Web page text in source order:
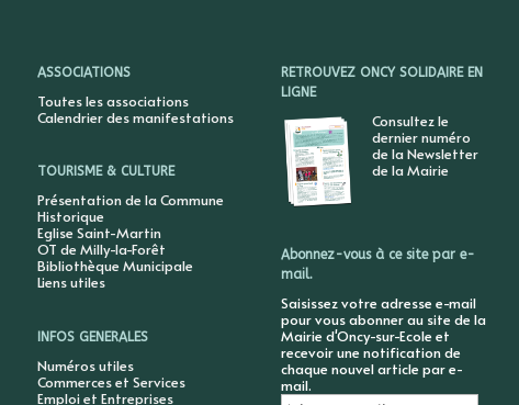
ASSOCIATIONS
Toutes les associations
Calendrier des manifestations
TOURISME & CULTURE
Présentation de la Commune
Historique
Eglise Saint-Martin
OT de Milly-la-Forêt
Bibliothèque Municipale
Liens utiles
INFOS GENERALES
Numéros utiles
Commerces et Services
Emploi et Entreprises
RETROUVEZ ONCY SOLIDAIRE EN
LIGNE
Consultez le
dernier numéro
de la Newsletter
de la Mairie
Abonnez-vous à ce site par e-
mail.
Saisissez votre adresse e-mail
pour vous abonner au site de la
Mairie d'Oncy-sur-Ecole et
recevoir une notification de
chaque nouvel article par e-
mail.
Adresse